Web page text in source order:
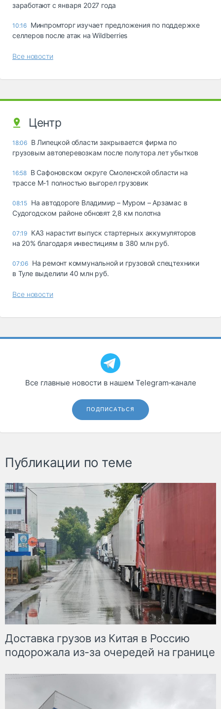
заработают с января 2027 года
10:16 Минпромторг изучает предложения по поддержке
селлеров после атак на Wildberries
Все новости
Центр
18:06 В Липецкой области закрывается фирма по
грузовым автоперевозкам после полутора лет убытков
16:58 В Сафоновском округе Смоленской области на
трассе М-1 полностью выгорел грузовик
08:15 На автодороге Владимир – Муром – Арзамас в
Судогодском районе обновят 2,8 км полотна
07:19 КАЗ нарастит выпуск стартерных аккумуляторов
на 20% благодаря инвестициям в 380 млн руб.
07:06 На ремонт коммунальной и грузовой спецтехники
в Туле выделили 40 млн руб.
Все новости
Все главные новости в нашем Telegram‑канале
ПОДПИСАТЬСЯ
Публикации по теме
Доставка грузов из Китая в Россию
подорожала из-за очередей на границе